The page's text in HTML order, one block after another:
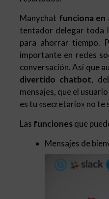
Manychat funciona
tentador delegar toda
para ahorrar tiempo.
importante en redes
conversación. Así que
divertido chatbot,
mensajes, que el
es tu «secretario» no te
Las funcionesque
Mensajes de